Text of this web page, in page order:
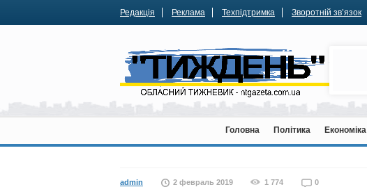
Редакція Реклама Техпідтримка Зворотній зв’язок
Головна Політика Економіка
admin 2 февраль 2019 1 774 0